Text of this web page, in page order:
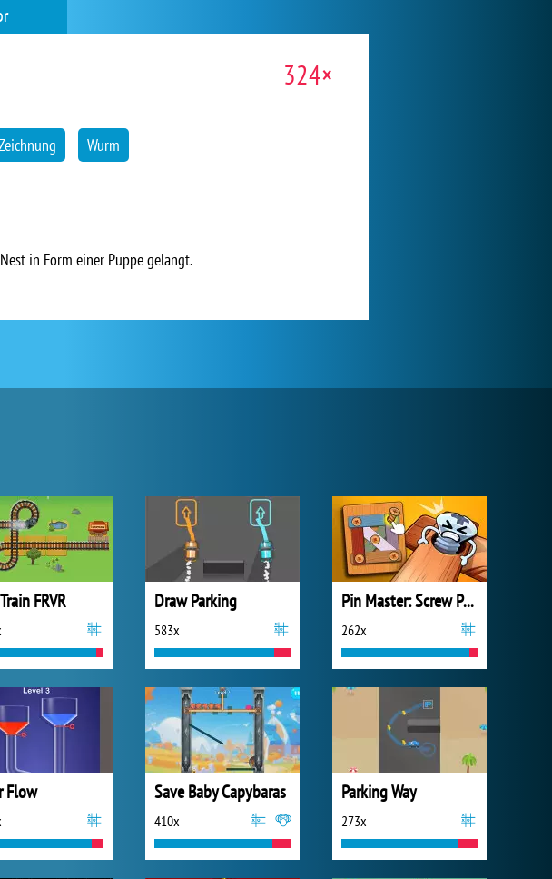
324×
Wurm
in Form einer Puppe gelangt.
FRVR Draw Parking
583x
Pin Master: Screw Puzzle Quest
262x
Flow Save Baby Capybaras
410x
Parking Way
273x